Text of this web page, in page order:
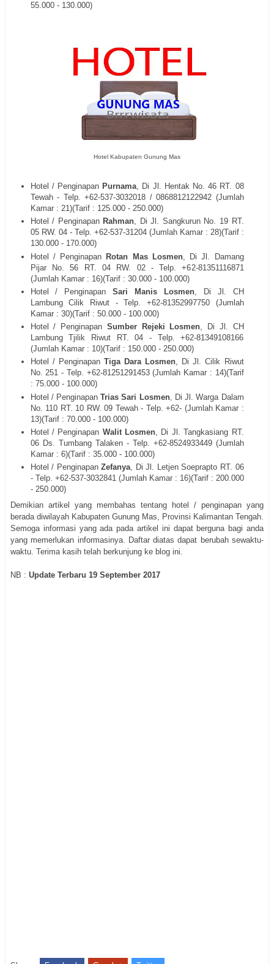
55.000 - 130.000)
Hotel Kabupaten Gunung Mas
Hotel / PenginapanPurnama, Di Jl. Hentak No. 46 RT. 08
Tewah - Telp. +62-537-3032018 / 0868812122942 (Jumlah
Kamar : 21)(Tarif : 125.000 - 250.000)
Hotel / PenginapanRahman, Di Jl. Sangkurun No. 19 RT.
05 RW. 04 - Telp. +62-537-31204 (Jumlah Kamar : 28)(Tarif :
130.000 - 170.000)
Hotel / Penginapan Rotan Mas Losmen, Di Jl. Damang
Pijar No. 56 RT. 04 RW. 02 - Telp. +62-81351116871
(Jumlah Kamar : 16)(Tarif : 30.000 - 100.000)
Hotel / Penginapan Sari Manis Losmen, Di Jl. CH
Lambung Cilik Riwut - Telp. +62-81352997750 (Jumlah
Kamar : 30)(Tarif : 50.000 - 100.000)
Hotel / Penginapan Sumber Rejeki Losmen, Di Jl. CH
Lambung Tjilik Riwut RT. 04 - Telp. +62-81349108166
(Jumlah Kamar : 10)(Tarif : 150.000 - 250.000)
Hotel / PenginapanTiga Dara Losmen, Di Jl. Cilik Riwut
No. 251 - Telp. +62-81251291453 (Jumlah Kamar : 14)(Tarif
: 75.000 - 100.000)
Hotel / PenginapanTrias Sari Losmen, Di Jl. Warga Dalam
No. 110 RT. 10 RW. 09 Tewah - Telp. +62- (Jumlah Kamar :
13)(Tarif : 70.000 - 100.000)
Hotel / Penginapan Walit Losmen , Di Jl. Tangkasiang RT.
06 Ds. Tumbang Talaken - Telp. +62-8524933449 (Jumlah
Kamar : 6)(Tarif : 35.000 - 100.000)
Hotel / PenginapanZefanya, Di Jl. Letjen Soeprapto RT. 06
- Telp. +62-537-3032841 (Jumlah Kamar : 16)(Tarif : 200.000
- 250.000)
Demikian artikel yang membahas tentang hotel / penginapan yang
berada diwilayah Kabupaten Gunung Mas, Provinsi Kalimantan Tengah.
Semoga informasi yang ada pada artikel ini dapat berguna bagi anda
yang memerlukan informasinya. Daftar diatas dapat berubah sewaktu-
waktu. Terima kasih telah berkunjung ke blog ini.
NB : Update Terbaru 19 September 2017